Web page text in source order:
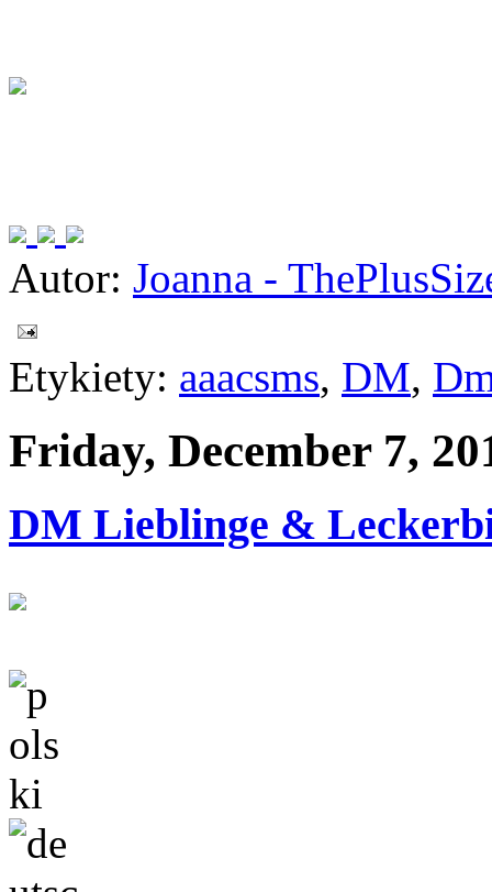
Autor: Joanna -
Etykiety: aaacsms, DM,
Friday, December 7,
DM Lieblinge &